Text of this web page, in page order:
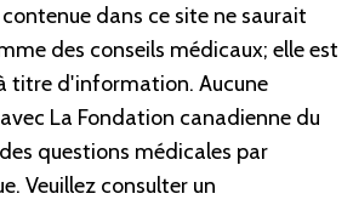
dans ce site ne saurait
des conseils médicaux; elle est
titre d'information. Aucune
La Fondation canadienne du
questions médicales par
Veuillez consulter un